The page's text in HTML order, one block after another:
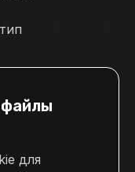
файлы
для